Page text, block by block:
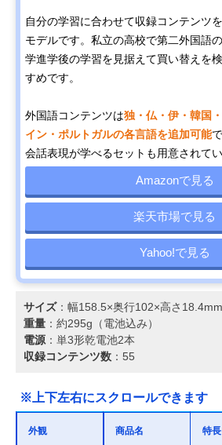
自分の学習に合わせて収録コンテンツ
モデルです。私立の高校で第二外国語
学進学後の学習を見据えて買い替えを
すめです。
外国語コンテンツは独・仏・伊・韓国
イン・ポルトガルの各言語を追加可能
会話表現が学べるセットも用意されてい
Amazonで見る
楽天市場で見る
Yahoo!で見る
サイズ：幅158.5×奥行102×高さ18.4mm
重量 ：約295g（電池込み）
電源 ：単3形乾電池2本
収録コンテンツ数 ：55
※上下左右にスクロールできます
外観 商品名 特長